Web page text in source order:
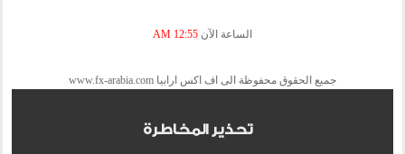
الساعة الآن 12:55 AM
جميع الحقوق محفوظة الى اف اكس ارابيا www.fx-arabia.com
تحذير المخاطرة